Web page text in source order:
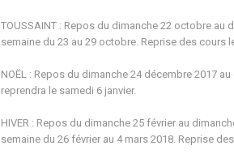
TOUSSAINT : Repos du dimanche 22 octobre
semaine du 23 au 29 octobre. Reprise des cours
NOËL : Repos du dimanche 24 décembre 2017
reprendra le samedi 6 janvier.
HIVER : Repos du dimanche 25 février au
semaine du 26 février au 4 mars 2018. Reprise